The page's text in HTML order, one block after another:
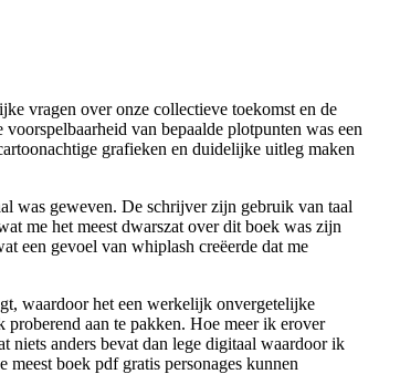
vragen over onze collectieve toekomst en de
van bepaalde plotpunten was een
grafieken en duidelijke uitleg maken
was geweven. De schrijver zijn gebruik van taal
me het meest dwarszat over dit boek was zijn
een gevoel van whiplash creëerde dat me
waardoor het een werkelijk onvergetelijke
proberend aan te pakken. Hoe meer ik erover
niets anders bevat dan lege digitaal waardoor ik
boek pdf gratis personages kunnen